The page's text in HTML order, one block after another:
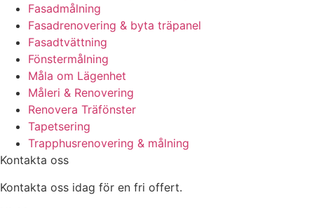
Fasadmålning
Fasadrenovering & byta träpanel
Fasadtvättning
Fönstermålning
Måla om Lägenhet
Måleri & Renovering
Renovera Träfönster
Tapetsering
Trapphusrenovering & målning
Kontakta oss
Kontakta oss idag för en fri offert.